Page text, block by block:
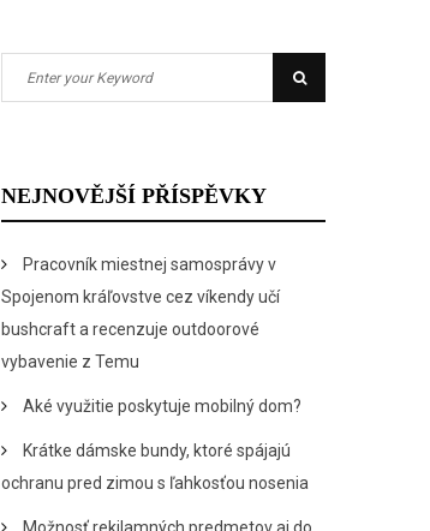
for:
Search
NEJNOVĚJŠÍ PŘÍSPĚVKY
Pracovník miestnej samosprávy v
Spojenom kráľovstve cez víkendy učí
bushcraft a recenzuje outdoorové
vybavenie z Temu
Aké využitie poskytuje mobilný dom?
Krátke dámske bundy, ktoré spájajú
ochranu pred zimou s ľahkosťou nosenia